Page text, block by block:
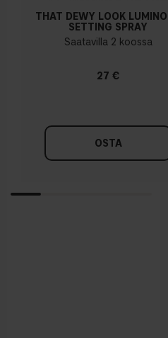
THAT DEWY LOOK
SETTING SPRAY
Saatavilla 2 koossa
27 €
OSTA